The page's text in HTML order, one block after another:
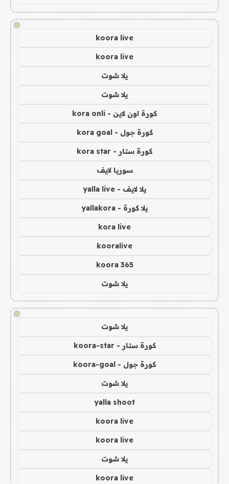
!
koora live
koora live
يلا شوت
يلا شوت
كورة اون لاين - kora onli
كورة جول - kora goal
كورة ستار - kora star
سوريا لايف
يلا لايف - yalla live
يلا كورة - yallakora
kora live
kooralive
koora 365
يلا شوت
!
يلا شوت
كورة ستار - koora-star
كورة جول - koora-goal
يلا شوت
yalla shoot
koora live
koora live
يلا شوت
koora live